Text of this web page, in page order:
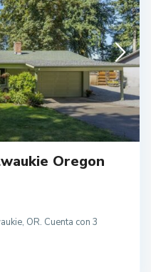
Oregon
OR. Cuenta con 3